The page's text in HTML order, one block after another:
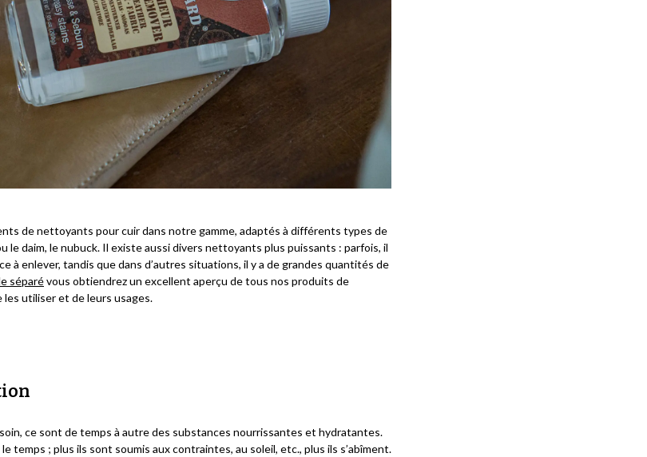
de nettoyants pour cuir dans notre gamme, adaptés à différents types de
le daim, le nubuck. Il existe aussi divers nettoyants plus puissants : parfois, il
à enlever, tandis que dans d’autres situations, il y a de grandes quantités de
séparévous obtiendrez un excellent aperçu de tous nos produits de
les utiliser et de leurs usages.
ce sont de temps à autre des substances nourrissantes et hydratantes.
temps ; plus ils sont soumis aux contraintes, au soleil, etc., plus ils s’abîment.